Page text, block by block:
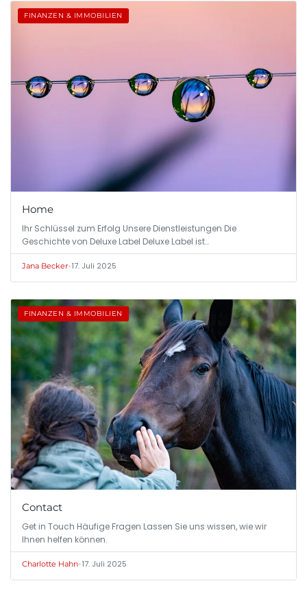
FINANZEN & IMMOBILIEN
Home
Ihr Schlüssel zum Erfolg Unsere Dienstleistungen Die
Geschichte von Deluxe Label Deluxe Label ist…
Jana Becker•17. Juli 2025
FINANZEN & IMMOBILIEN
Contact
Get in Touch Häufige Fragen Lassen Sie uns wissen, wie wir
Ihnen helfen können.
Charlotte Hahn•17. Juli 2025